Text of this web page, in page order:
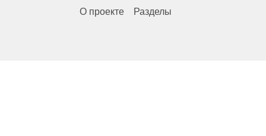
О проекте Разделы